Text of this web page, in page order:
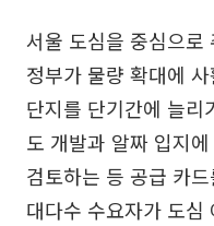
서울 도심을 중심으로
정부가 물량 확대에
단지를 단기간에 늘리
도 개발과 알짜 입지
검토하는 등 공급 카
대다수 수요자가 도심